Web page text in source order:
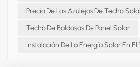
Precio De Los Azulejos De Techo
Techo De Baldosas De Panel Solar
Instalación De La Energía Solar En El